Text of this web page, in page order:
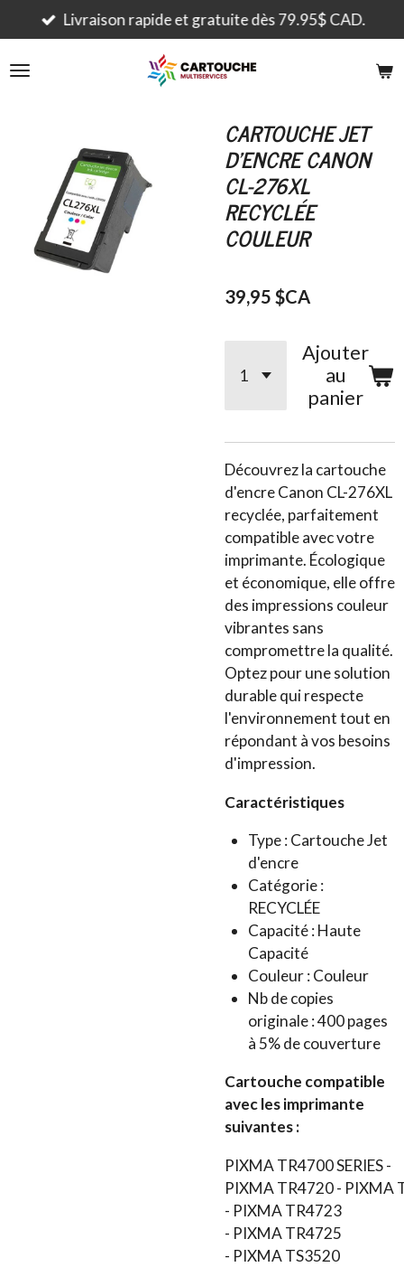
Passer
au
contenu
Livraison rapide et gratuite dès 79.95$ CAD.
CARTOUCHE JET
D'ENCRE CANON
CL-276XL
RECYCLÉE
COULEUR
39,95 $CA
Ajouter
au
panier
Découvrez la cartouche
d'encre Canon CL-276XL
recyclée, parfaitement
compatible avec votre
imprimante. Écologique
et économique, elle offre
des impressions couleur
vibrantes sans
compromettre la qualité.
Optez pour une solution
durable qui respecte
l'environnement tout en
répondant à vos besoins
d'impression.
Caractéristiques
Type : Cartouche Jet
d'encre
Catégorie :
RECYCLÉE
Capacité : Haute
Capacité
Couleur : Couleur
Nb de copies
originale : 400 pages
à 5% de couverture
Cartouche compatible
avec les imprimante
suivantes :
PIXMA TR4700 SERIES -
PIXMA TR4720 - PIXMA
- PIXMA TR4723
- PIXMA TR4725
- PIXMA TS3520